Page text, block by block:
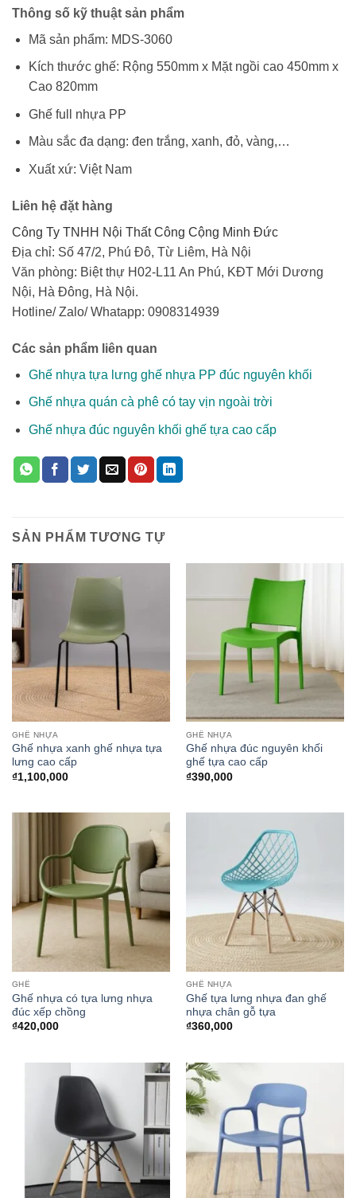
Thông số kỹ thuật sản phẩm
Mã sản phẩm: MDS-3060
Kích thước ghế: Rộng 550mm x Mặt ngồi cao 450mm x
Cao 820mm
Ghế full nhựa PP
Màu sắc đa dạng: đen trắng, xanh, đỏ, vàng,…
Xuất xứ: Việt Nam
Liên hệ đặt hàng
Công Ty TNHH Nội Thất Công Cộng Minh Đức
Địa chỉ: Số 47/2, Phú Đô, Từ Liêm, Hà Nội
Văn phòng: Biệt thự H02-L11 An Phú, KĐT Mới Dương
Nội, Hà Đông, Hà Nội.
Hotline/ Zalo/ Whatapp: 0908314939
Các sản phẩm liên quan
Ghế nhựa tựa lưng ghế nhựa PP đúc nguyên khối
Ghế nhựa quán cà phê có tay vịn ngoài trời
Ghế nhựa đúc nguyên khối ghế tựa cao cấp
SẢN PHẨM TƯƠNG TỰ
GHẾ NHỰA
Ghế nhựa xanh ghế nhựa tựa
lưng cao cấp
₫1,100,000
GHẾ NHỰA
Ghế nhựa đúc nguyên khối
ghế tựa cao cấp
₫390,000
GHẾ
Ghế nhựa có tựa lưng nhựa
đúc xếp chồng
₫420,000
GHẾ NHỰA
Ghế tựa lưng nhựa đan ghế
nhựa chân gỗ tựa
₫360,000